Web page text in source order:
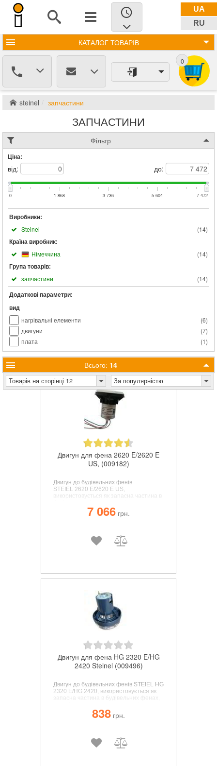
UA
RU
КАТАЛОГ ТОВАРІВ
0
steinel запчастини
ЗАПЧАСТИНИ
Фільтр
Ціна:
від: до:
0 1 868 3 736 5 604 7 472
Виробники:
(14)
Steinel
Країна виробник:
(14)
Німеччина
Група товарів:
(14)
запчастини
Додаткові параметри:
вид
(6)
нагрівальні елементи
(7)
двигуни
(1)
плата
Всього: 14
Товарів на сторінці 12 За популярністю
Двигун для фена 2620 E/2620 E
US, (009182)
Двигун до будівельних фенів
STEIEL 2620 E/2620 E US,
використовується як запасна частина в
встановлюється замість вийшовшого з
ладу елемента.7 066 грн.
Двигун для фена HG 2320 E/HG
2420 Steinel (009496)
Двигун до будівельних фенів STEIEL HG
2320 E/HG 2420, використовується як
запасна частина в будівельних фенах,
вийшовшого з ладу елемента.
838 грн.